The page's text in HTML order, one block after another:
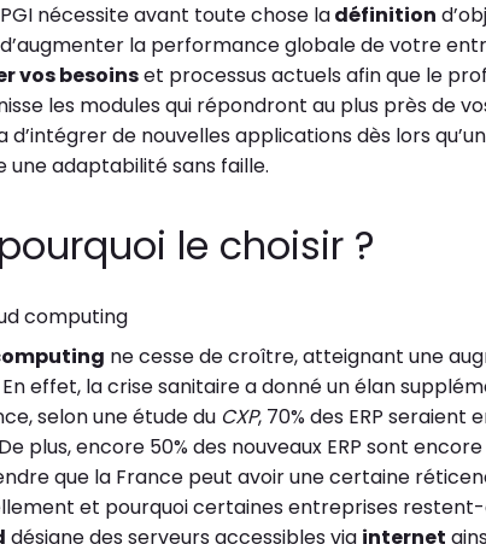
nécessite avant toute chose ladéfinition
la performance globale de votre
vos besoinset processus actuels afin que le
les modules qui répondront au plus près de
de nouvelles applications dès lors
une adaptabilité sans faille.
le choisir ?
computing
ne cesse de croître, atteignant une
En effet, la crise sanitaire a donné un élan
selon une étude du CXP, 70% des ERP seraient
plus, encore 50% des nouveaux ERP sont
que la France peut avoir une certaine
et pourquoi certaines entreprises restent-
désigne des serveurs accessibles via internet